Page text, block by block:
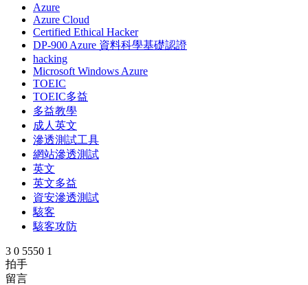
Azure
Azure Cloud
Certified Ethical Hacker
DP-900 Azure 資料科學基礎認證
hacking
Microsoft Windows Azure
TOEIC
TOEIC多益
多益教學
成人英文
滲透測試工具
網站滲透測試
英文
英文多益
資安滲透測試
駭客
駭客攻防
3 0 5550 1
拍手
留言